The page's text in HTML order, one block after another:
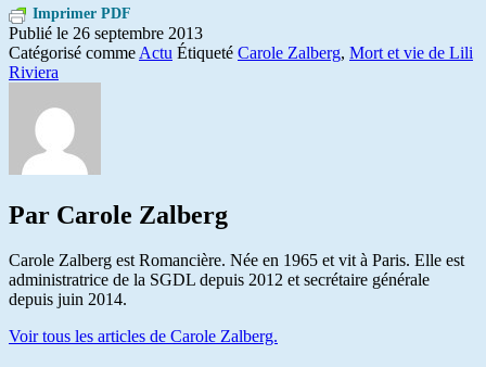
Imprimer PDF
Publié le 26 septembre 2013
Catégorisé comme Actu Étiqueté Carole Zalberg, Mort et vie de Lili
Riviera
Par Carole Zalberg
Carole Zalberg est Romancière. Née en 1965 et vit à Paris. Elle est
administratrice de la SGDL depuis 2012 et secrétaire générale
depuis juin 2014.
Voir tous les articles de Carole Zalberg.